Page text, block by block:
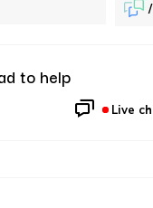
to help
Live